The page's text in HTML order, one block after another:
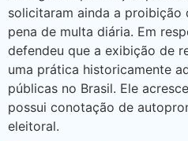
solicitaram ainda a proibição
pena de multa diária. Em
defendeu que a exibição de
uma prática historicamente
públicas no Brasil. Ele
possui conotação de
eleitoral.